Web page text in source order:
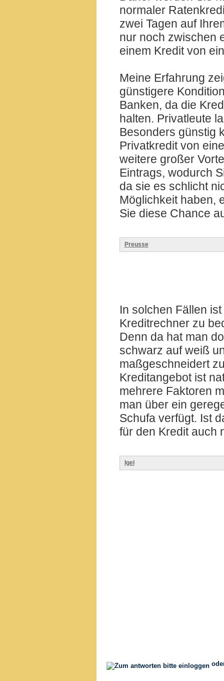
normaler
zwei Tagen auf
nur noch zwischen
einem Kredit von
Meine Erfahrung
günstigere
Banken, da die
halten. Privatleute
Besonders günstig
Privatkredit von
weitere großer
Eintrags, wodurch
da sie es schlicht
Möglichkeit haben,
Sie diese Chance
Preusse
In solchen Fällen
Kreditrechner zu
Denn da hat man
schwarz auf weiß
maßgeschneidert
Kreditangebot ist
mehrere Faktoren
man über ein
Schufa verfügt. Ist
für den Kredit auch
Igel